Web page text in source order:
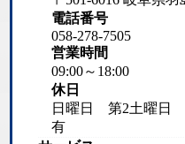
電話番号
058-278-7505
営業時間
09:00～18:00
休日
日曜日 第2土曜日
有